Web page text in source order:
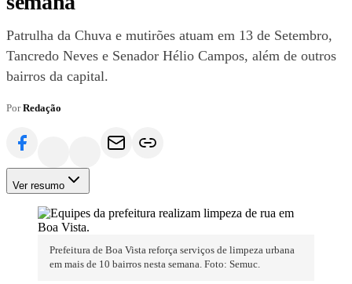
Patrulha da Chuva e mutirões atuam em 13 de Setembro,
Tancredo Neves e Senador Hélio Campos, além de outros
bairros da capital.
PorRedação
Ver resumo
Prefeitura de Boa Vista reforça serviços de limpeza urbana
em mais de 10 bairros nesta semana. Foto: Semuc.